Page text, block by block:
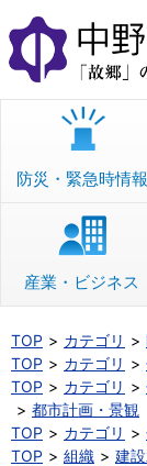
本
文
へ
移
防災・緊急時情報
産業・ビジネス
TOP カテゴリ
TOP
カテゴリ
TOP
カテゴリ
都市計画・景観
TOP
カテゴリ
TOP
組織 建